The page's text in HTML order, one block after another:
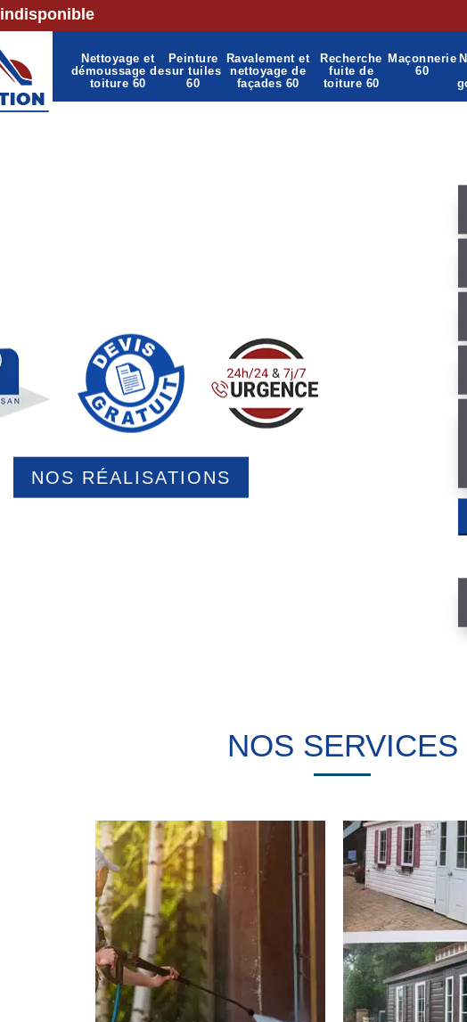
indisponible
Nettoyage et
démoussage de
toiture 60
Peinture
sur tuiles
60
Ravalement et
nettoyage de
façades 60
Recherche
fuite de
toiture 60
Maçonnerie
60
NOS RÉALISATIONS
NOS SERVICES